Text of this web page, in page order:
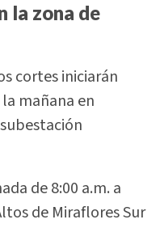
la zona de
cortes iniciarán
mañana en
de 8:00 a.m. a
de Miraflores Sur